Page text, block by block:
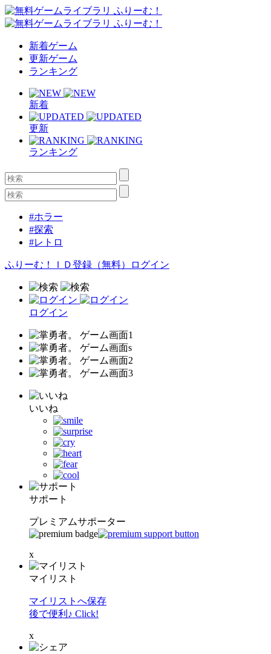
新着ゲーム
更新ゲーム
ランキング
新着
更新
ランキング
#ホラー
#探索
#レトロ
ふりーむ！ＩＤ登録（無料） ログイン
ログイン
いいね
サポート
プレミアムサポーター
x
マイリスト
マイリストへ保存
後で便利♪ Click!
x